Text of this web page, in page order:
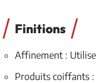
Finitions
Affinement :
Produits coiffants